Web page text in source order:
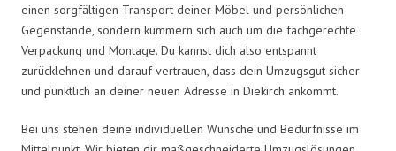
einen sorgfältigen Transport deiner Möbel und persönlichen
Gegenstände, sondern kümmern sich auch um die fachgerechte
Verpackung und Montage. Du kannst dich also entspannt
zurücklehnen und darauf vertrauen, dass dein Umzugsgut sicher
und pünktlich an deiner neuen Adresse in Diekirch ankommt.
Bei uns stehen deine individuellen Wünsche und Bedürfnisse im